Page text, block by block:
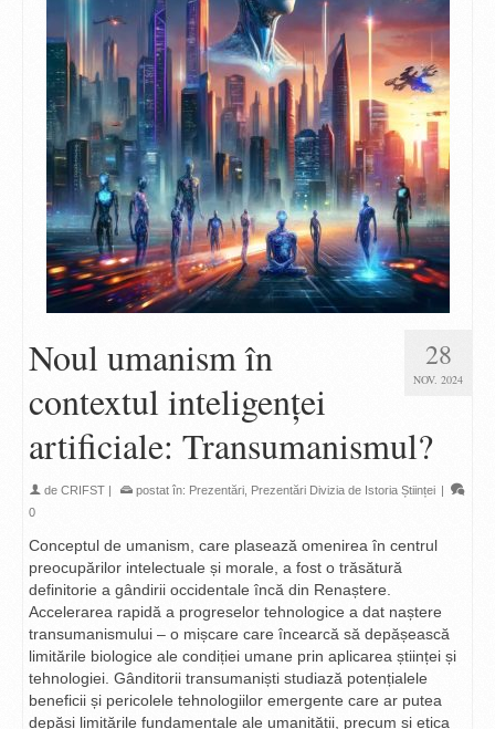
28
NOV. 2024
Noul umanism în
contextul inteligenței
artificiale: Transumanismul?
de CRIFST | postat în: Prezentări Prezentări Divizia de Istoria Științei |
0
Conceptul de umanism, care plasează omenirea în centrul
preocupărilor intelectuale și morale, a fost o trăsătură
definitorie a gândirii occidentale încă din Renaștere.
Accelerarea rapidă a progreselor tehnologice a dat naștere
transumanismului – o mișcare care încearcă să depășească
limitările biologice ale condiției umane prin aplicarea științei și
tehnologiei. Gânditorii transumaniști studiază potențialele
beneficii și pericolele tehnologiilor emergente care ar putea
depăși limitările fundamentale ale umanității, precum și etica